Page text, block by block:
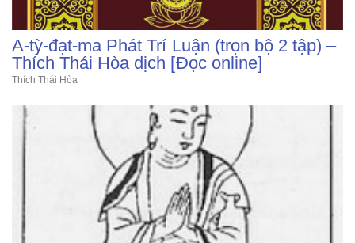
A-tỳ-đạt-ma Phát Trí Luận (trọn bộ 2 tập) –
Thích Thái Hòa dịch [Đọc online]
Thích Thái Hòa